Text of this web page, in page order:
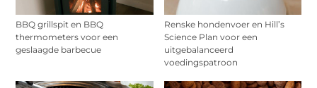
BBQ grillspit en BBQ
thermometers voor een
geslaagde barbecue
Renske hondenvoer en Hill’s
Science Plan voor een
uitgebalanceerd
voedingspatroon